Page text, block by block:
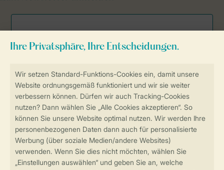
Sicherstellung Deiner Privatsphäre
Sicher und schnell zur Online-Buchung
Sichere Datenübertragung
Sicheres Bezahlen